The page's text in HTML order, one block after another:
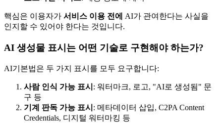
핵심은 이용자가 서비스 이용 전에
AI가 관여한다는 사실을
인지할 수 있어야 한다는 것입니다.
AI 생성물 표시는 어떤 기술로 구현해야 하는가?
AI기본법은 두 가지 표시를 모두 요구합니다:
사람 인식 가능 표시 : 워터마크, 로고, "AI로 생성됨" 문
구 등
기계 판독 가능 표시 : 메타데이터 삽입, C2PA Content
Credentials, 디지털 워터마킹 등